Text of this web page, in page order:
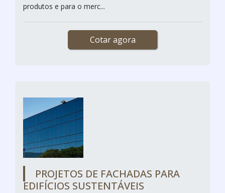
produtos e para o merc...
Cotar agora
PROJETOS DE FACHADAS PARA
EDIFÍCIOS SUSTENTÁVEIS